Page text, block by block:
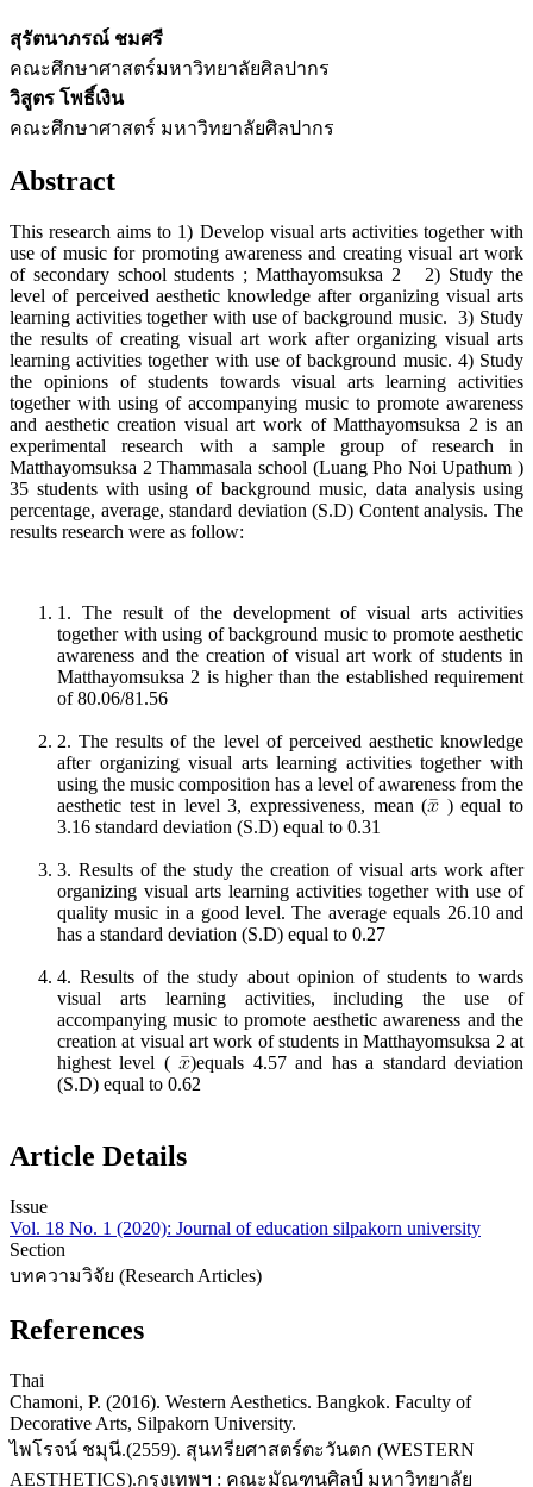
สุรัตนาภรณ์ ชมศรี
คณะศึกษาศาสตร์​มหาวิทยาลัยศิลปากร
วิสูตร โพธิ์เงิน
คณะศึกษาศาสตร์ มหาวิทยาลัยศิลปากร
Abstract
This research aims to 1) Develop visual arts activities together with
use of music for promoting awareness and creating visual art work
of secondary school students ; Matthayomsuksa 2 2) Study the
level of perceived aesthetic knowledge after organizing visual arts
learning activities together with use of background music. 3) Study
the results of creating visual art work after organizing visual arts
learning activities together with use of background music. 4) Study
the opinions of students towards visual arts learning activities
together with using of accompanying music to promote awareness
and aesthetic creation visual art work of Matthayomsuksa 2 is an
experimental research with a sample group of research in
Matthayomsuksa 2 Thammasala school (Luang Pho Noi Upathum )
35 students with using of background music, data analysis using
percentage, average, standard deviation (S.D) Content analysis. The
results research were as follow:
1. The result of the development of visual arts activities
together with using of background music to promote aesthetic
awareness and the creation of visual art work of students in
Matthayomsuksa 2 is higher than the established requirement
of 80.06/81.56
2. The results of the level of perceived aesthetic knowledge
after organizing visual arts learning activities together with
using the music composition has a level of awareness from the
aesthetic test in level 3, expressiveness, mean (
) equal to
3.16 standard deviation (S.D) equal to 0.31
3. Results of the study the creation of visual arts work after
organizing visual arts learning activities together with use of
quality music in a good level. The average equals 26.10 and
has a standard deviation (S.D) equal to 0.27
4. Results of the study about opinion of students to wards
visual arts learning activities, including the use of
accompanying music to promote aesthetic awareness and the
creation at visual art work of students in Matthayomsuksa 2 at
highest level ( )equals 4.57 and has a standard deviation
(S.D) equal to 0.62
Article Details
Issue
Vol. 18 No. 1 (2020): Journal of education silpakorn university
Section
บทความวิจัย (Research Articles)
References
Thai
Chamoni, P. (2016). Western Aesthetics. Bangkok. Faculty of
Decorative Arts, Silpakorn University.
ไพโรจน์ ชมุนี.(2559). สุนทรียศาสตร์ตะวันตก (WESTERN
AESTHETICS).กรุงเทพฯ : คณะมัณฑนศิลป์ มหาวิทยาลัย